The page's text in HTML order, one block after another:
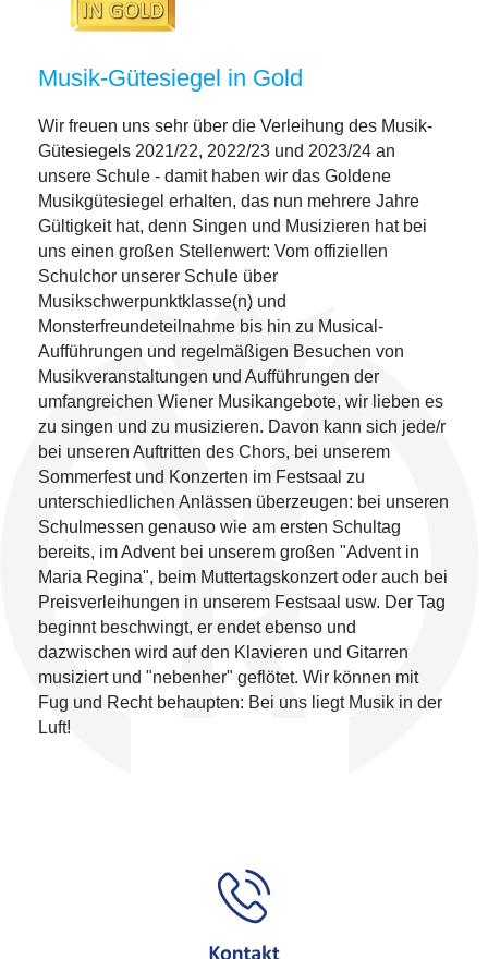
Musik-Gütesiegel in Gold
Wir freuen uns sehr über die Verleihung des Musik-
Gütesiegels 2021/22, 2022/23 und 2023/24 an
unsere Schule - damit haben wir das Goldene
Musikgütesiegel erhalten, das nun mehrere Jahre
Gültigkeit hat, denn Singen und Musizieren hat bei
uns einen großen Stellenwert: Vom offiziellen
Schulchor unserer Schule über
Musikschwerpunktklasse(n) und
Monsterfreundeteilnahme bis hin zu Musical-
Aufführungen und regelmäßigen Besuchen von
Musikveranstaltungen und Aufführungen der
umfangreichen Wiener Musikangebote, wir lieben es
zu singen und zu musizieren. Davon kann sich jede/r
bei unseren Auftritten des Chors, bei unserem
Sommerfest und Konzerten im Festsaal zu
unterschiedlichen Anlässen überzeugen: bei unseren
Schulmessen genauso wie am ersten Schultag
bereits, im Advent bei unserem großen "Advent in
Maria Regina", beim Muttertagskonzert oder auch bei
Preisverleihungen in unserem Festsaal usw. Der Tag
beginnt beschwingt, er endet ebenso und
dazwischen wird auf den Klavieren und Gitarren
musiziert und "nebenher" geflötet. Wir können mit
Fug und Recht behaupten: Bei uns liegt Musik in der
Luft!